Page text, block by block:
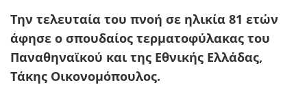
Την τελευταία του πνοή σε ηλικία 81 ετών
άφησε ο σπουδαίος τερματοφύλακας του
Παναθηναϊκού και της Εθνικής Ελλάδας,
Τάκης Οικονομόπουλος.